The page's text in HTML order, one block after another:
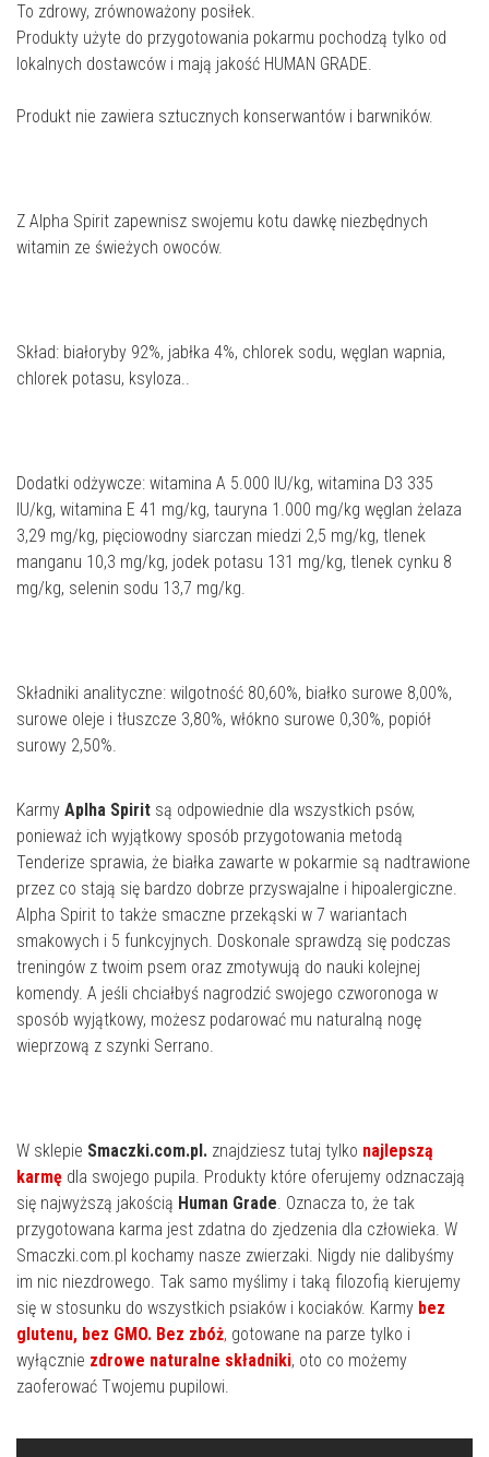
To zdrowy, zrównoważony posiłek.
Produkty użyte do przygotowania pokarmu pochodzą tylko od
lokalnych dostawców i mają jakość HUMAN GRADE.
Produkt nie zawiera sztucznych konserwantów i barwników.
Z Alpha Spirit zapewnisz swojemu kotu dawkę niezbędnych
witamin ze świeżych owoców.
Skład: białoryby 92%, jabłka 4%, chlorek sodu, węglan wapnia,
chlorek potasu, ksyloza..
Dodatki odżywcze: witamina A 5.000 IU/kg, witamina D3 335
IU/kg, witamina E 41 mg/kg, tauryna 1.000 mg/kg węglan żelaza
3,29 mg/kg, pięciowodny siarczan miedzi 2,5 mg/kg, tlenek
manganu 10,3 mg/kg, jodek potasu 131 mg/kg, tlenek cynku 8
mg/kg, selenin sodu 13,7 mg/kg.
Składniki analityczne: wilgotność 80,60%, białko surowe 8,00%,
surowe oleje i tłuszcze 3,80%, włókno surowe 0,30%, popiół
surowy 2,50%.
Karmy Aplha Spirit są odpowiednie dla wszystkich psów,
ponieważ ich wyjątkowy sposób przygotowania metodą
Tenderize sprawia, że białka zawarte w pokarmie są nadtrawione
przez co stają się bardzo dobrze przyswajalne i hipoalergiczne.
Alpha Spirit to także smaczne przekąski w 7 wariantach
smakowych i 5 funkcyjnych. Doskonale sprawdzą się podczas
treningów z twoim psem oraz zmotywują do nauki kolejnej
komendy. A jeśli chciałbyś nagrodzić swojego czworonoga w
sposób wyjątkowy, możesz podarować mu naturalną nogę
wieprzową z szynki Serrano.
W sklepie Smaczki.com.pl. znajdziesz tutaj tylko najlepszą
karmę dla swojego pupila. Produkty które oferujemy odznaczają
się najwyższą jakością Human Grade. Oznacza to, że tak
przygotowana karma jest zdatna do zjedzenia dla człowieka. W
Smaczki.com.pl kochamy nasze zwierzaki. Nigdy nie dalibyśmy
im nic niezdrowego. Tak samo myślimy i taką filozofią kierujemy
się w stosunku do wszystkich psiaków i kociaków. Karmy bez
glutenu, bez GMO. Bez zbóż, gotowane na parze tylko i
wyłącznie zdrowe naturalne składniki, oto co możemy
zaoferować Twojemu pupilowi.